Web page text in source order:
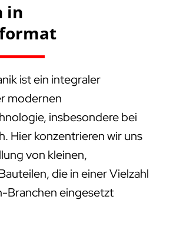
in
ist ein integraler
modernen
insbesondere bei
Hier konzentrieren wir uns
von kleinen,
die in einer Vielzahl
Branchen eingesetzt